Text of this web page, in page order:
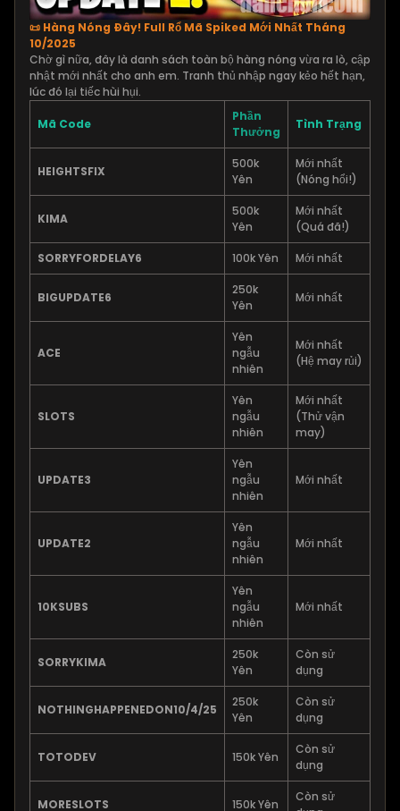
📜 Hàng Nóng Đây! Full Rổ Mã Spiked Mới Nhất Tháng
10/2025
Chờ gì nữa, đây là danh sách toàn bộ hàng nóng vừa ra lò, cập
nhật mới nhất cho anh em. Tranh thủ nhập ngay kẻo hết hạn,
lúc đó lại tiếc hùi hụi.
Mã Code
Phần
Thưởng
Tình Trạng
HEIGHTSFIX
500k
Yên
Mới nhất
(Nóng hổi!)
KIMA
500k
Yên
Mới nhất
(Quá đã!)
SORRYFORDELAY6 100k Yên Mới nhất
BIGUPDATE6
250k
Yên
Mới nhất
ACE
Yên
ngẫu
nhiên
Mới nhất
(Hệ may rủi)
SLOTS
Yên
ngẫu
nhiên
Mới nhất
(Thử vận
may)
UPDATE3
Yên
ngẫu
nhiên
Mới nhất
UPDATE2
Yên
ngẫu
nhiên
Mới nhất
10KSUBS
Yên
ngẫu
nhiên
Mới nhất
SORRYKIMA
250k
Yên
Còn sử
dụng
NOTHINGHAPPENEDON10/4/25
250k
Yên
Còn sử
dụng
TOTODEV 150k Yên
Còn sử
dụng
MORESLOTS 150k Yên
Còn sử